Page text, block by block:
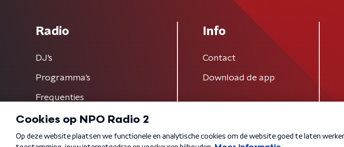
Radio
DJ’s
Programma's
Frequenties
Info
Contact
Download de app